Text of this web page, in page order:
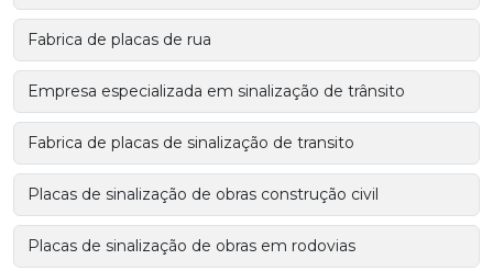
Fabrica de placas de rua
Empresa especializada em sinalização de trânsito
Fabrica de placas de sinalização de transito
Placas de sinalização de obras construção civil
Placas de sinalização de obras em rodovias